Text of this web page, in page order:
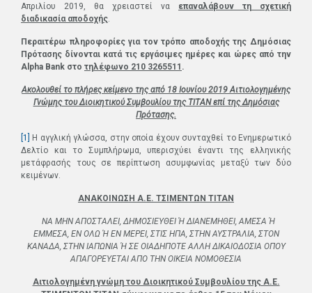
Απριλίου 2019, θα χρειαστεί να επαναλάβουν τη σχετική
διαδικασία αποδοχής.
Περαιτέρω πληροφορίες για τον τρόπο αποδοχής της Δημόσιας
Πρότασης δίνονται κατά τις εργάσιμες ημέρες και ώρες από την
Alpha Bank στο τηλέφωνο 210 3265511 .
Ακολουθεί το πλήρες κείμενο της από 18 Ιουνίου 2019 Αιτιολογημένης
Γνώμης του Διοικητικού Συμβουλίου της ΤΙΤΑΝ επί της Δημόσιας
Πρότασης.
[1]
Η αγγλική γλώσσα, στην οποία έχουν συνταχθεί το Ενημερωτικό
Δελτίο και το Συμπλήρωμα, υπερισχύει έναντι της ελληνικής
μετάφρασής τους σε περίπτωση ασυμφωνίας μεταξύ των δύο
κειμένων.
ΑΝΑΚΟΙΝΩΣΗ Α.Ε. ΤΣΙΜΕΝΤΩΝ ΤΙΤΑΝ
ΝΑ ΜΗΝ ΑΠΟΣΤΑΛΕΙ, ΔΗΜΟΣΙΕΥΘΕΙ Ή ΔΙΑΝΕΜΗΘΕΙ, ΑΜΕΣΑ Ή
ΕΜΜΕΣΑ, ΕΝ ΟΛΩ Ή ΕΝ ΜΕΡΕΙ, ΣΤΙΣ ΗΠΑ, ΣΤΗΝ ΑΥΣΤΡΑΛΙΑ, ΣΤΟΝ
ΚΑΝΑΔΑ, ΣΤΗΝ ΙΑΠΩΝΙΑ Ή ΣΕ ΟΙΑΔΗΠΟΤΕ ΑΛΛΗ ΔΙΚΑΙΟΔΟΣΙΑ ΟΠΟΥ
ΑΠΑΓΟΡΕΥΕΤΑΙ ΑΠΟ ΤΗΝ ΟΙΚΕΙΑ ΝΟΜΟΘΕΣΙΑ
Αιτιολογημένη γνώμη του Διοικητικού Συμβουλίου της Α.Ε.